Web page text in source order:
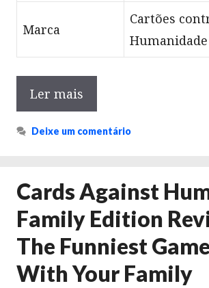
Marca
Cartões
Humanidade
Ler mais
Deixe um comentário
Cards Against
Family Edition
The Funniest
With Your Family